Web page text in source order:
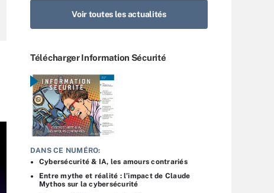
Voir toutes les actualités
Télécharger Information Sécurité
DANS CE NUMÉRO:
Cybersécurité & IA, les amours contrariés
Entre mythe et réalité : l’impact de Claude
Mythos sur la cybersécurité